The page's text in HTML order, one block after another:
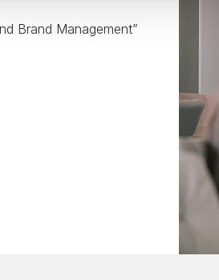
Brand Management”